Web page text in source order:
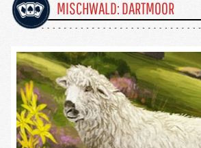
MISCHWALD: DARTMOOR